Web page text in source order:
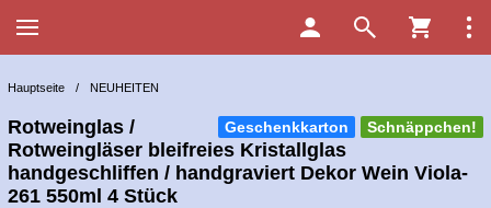
Hauptseite / NEUHEITEN
Schnäppchen!
Geschenkkarton
Rotweinglas /
Rotweingläser bleifreies Kristallglas
handgeschliffen / handgraviert Dekor Wein Viola-
261 550ml 4 Stück